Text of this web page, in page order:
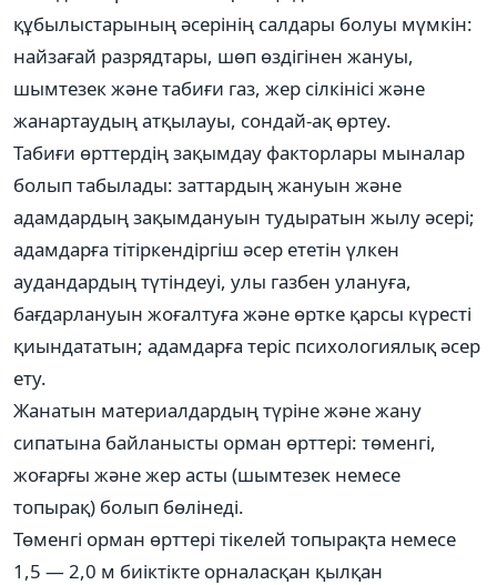
құбылыстарының әсерінің салдары болуы мүмкін:
найзағай разрядтары, шөп өздігінен жануы,
шымтезек және табиғи газ, жер сілкінісі және
жанартаудың атқылауы, сондай-ақ өртеу.
Табиғи өрттердің зақымдау факторлары мыналар
болып табылады: заттардың жануын және
адамдардың зақымдануын тудыратын жылу әсері;
адамдарға тітіркендіргіш әсер ететін үлкен
аудандардың түтіндеуі, улы газбен улануға,
бағдарлануын жоғалтуға және өртке қарсы күресті
қиындататын; адамдарға теріс психологиялық әсер
ету.
Жанатын материалдардың түріне және жану
сипатына байланысты орман өрттері: төменгі,
жоғарғы және жер асты (шымтезек немесе
топырақ) болып бөлінеді.
Төменгі орман өрттері тікелей топырақта немесе
1,5 — 2,0 м биіктікте орналасқан қылқан